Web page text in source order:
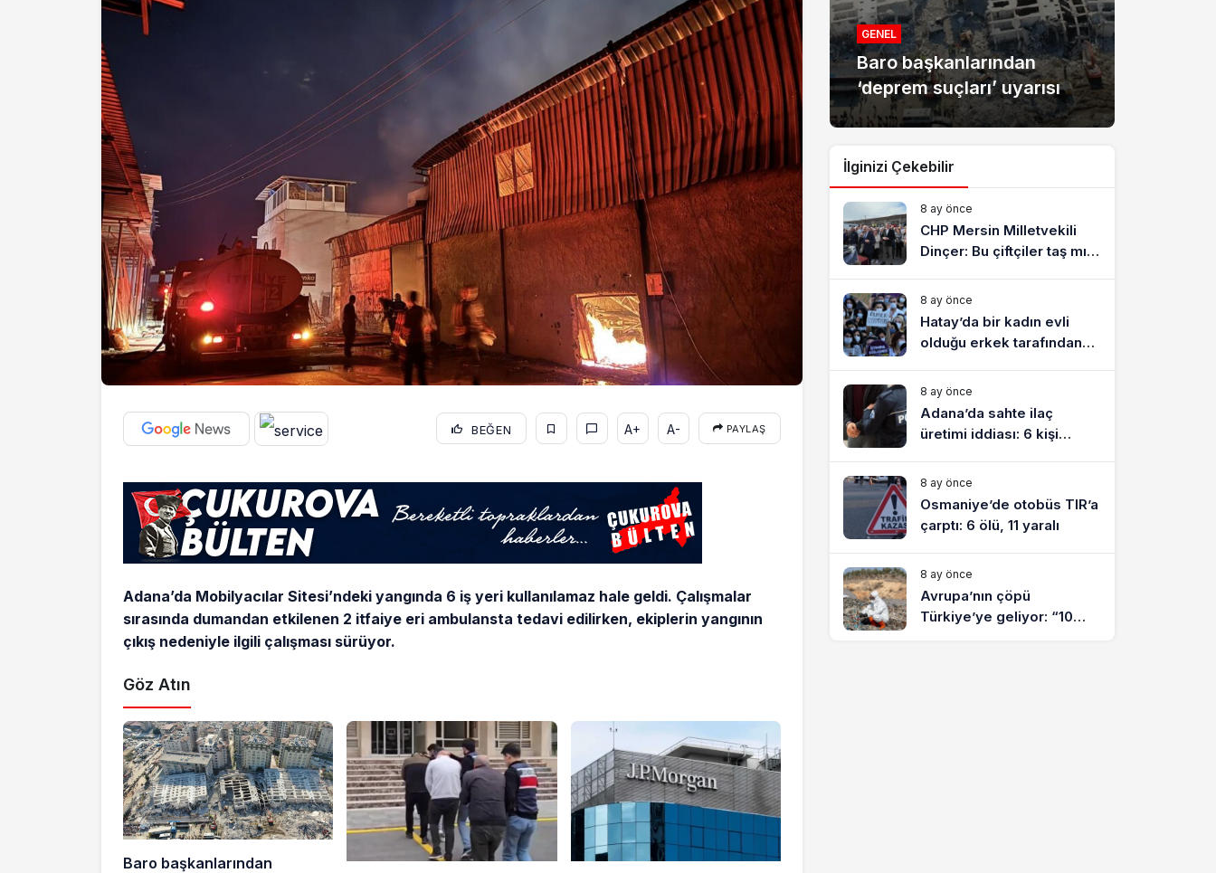
BEĞEN A+ A- PAYLAŞ
Adana’da Mobilyacılar Sitesi’ndeki yangında 6 iş yeri kullanılamaz hale geldi. Çalışmalar
sırasında dumandan etkilenen 2 itfaiye eri ambulansta tedavi edilirken, ekiplerin yangının
çıkış nedeniyle ilgili çalışması sürüyor.
Göz Atın
Baro başkanlarından
Çakır’dan açıklama:
“Yörük çocuğu, suçlanan
adamların önüne gelip
ifade vermez”
GENEL
Baro başkanlarından
‘deprem suçları’ uyarısı
İlginizi Çekebilir
8 ay önce
CHP Mersin Milletvekili
Dinçer: Bu çiftçiler taş mı
8 ay önce
Hatay’da bir kadın evli
olduğu erkek tarafından
8 ay önce
Adana’da sahte ilaç
üretimi iddiası: 6 kişi
8 ay önce
Osmaniye’de otobüs TIR’a
çarptı: 6 ölü, 11 yaralı
8 ay önce
Avrupa’nın çöpü
Türkiye’ye geliyor: “10